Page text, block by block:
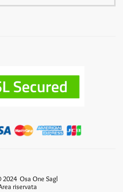
Osa One Sagl
riservata